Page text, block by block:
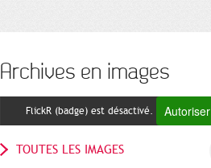
Archives en images
FlickR (badge) est désactivé. Autoriser
TOUTES LES IMAGES